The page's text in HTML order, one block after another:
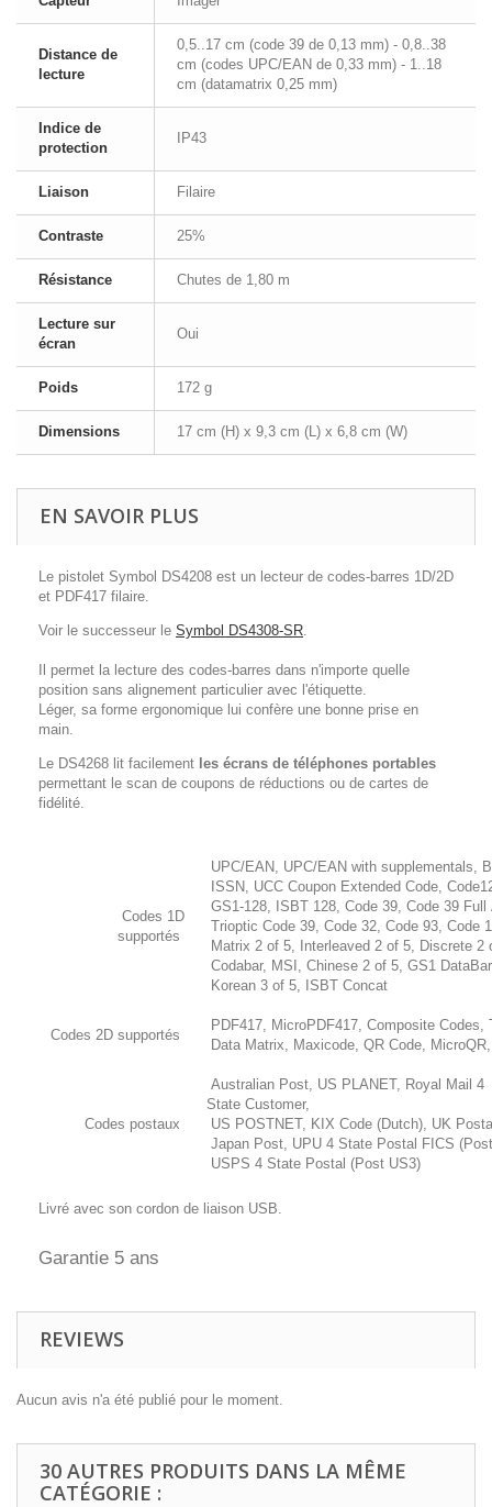
Distance de
lecture
0,5..17 cm (code 39 de 0,13 mm) - 0,8..38
cm (codes UPC/EAN de 0,33 mm) - 1..18
cm (datamatrix 0,25 mm)
Indice de
protection
IP43
Liaison Filaire
Contraste 25%
Résistance Chutes de 1,80 m
Lecture sur
écran
Oui
Poids 172 g
Dimensions 17 cm (H) x 9,3 cm (L) x 6,8 cm (W)
EN SAVOIR PLUS
Le pistolet Symbol DS4208 est un lecteur de codes-barres 1D/2D
et PDF417 filaire.
Voir le successeur le Symbol DS4308-SR.
Il permet la lecture des codes-barres dans n'importe quelle
position sans alignement particulier avec l'étiquette.
Léger, sa forme ergonomique lui confère une bonne prise en
main.
Le DS4268 lit facilement les écrans de téléphones portables
permettant le scan de coupons de réductions ou de cartes de
fidélité.
Codes 1D
supportés
UPC/EAN, UPC/EAN with supplementals,
ISSN, UCC Coupon Extended Code,
GS1-128, ISBT 128, Code 39, Code 39 Full
Trioptic Code 39, Code 32, Code 93, Code
Matrix 2 of 5, Interleaved 2 of 5, Discrete 2
Codabar, MSI, Chinese 2 of 5, GS1
Korean 3 of 5, ISBT Concat
Codes 2D supportés
PDF417, MicroPDF417, Composite Codes,
Data Matrix, Maxicode, QR Code,
Codes postaux
Australian Post, US PLANET, Royal Mail 4
State Customer,
US POSTNET, KIX Code (Dutch), UK
Japan Post, UPU 4 State Postal FICS
USPS 4 State Postal (Post US3)
Livré avec son cordon de liaison USB.
Garantie 5 ans
REVIEWS
Aucun avis n'a été publié pour le moment.
30 AUTRES PRODUITS DANS LA MÊME
CATÉGORIE :